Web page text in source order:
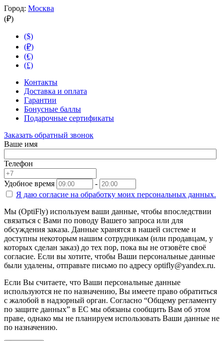
Город: Москва
(₽)
($)
(₽)
(€)
(£)
Контакты
Доставка и оплата
Гарантии
Бонусные баллы
Подарочные сертификаты
Заказать обратный звонок
Ваше имя
Телефон
Удобное время
-
Я даю согласие на обработку моих персональных данных.
Мы (OptiFly) используем ваши данные, чтобы впоследствии
связаться с Вами по поводу Вашего запроса или для
обсуждения заказа. Данные хранятся в нашей системе и
доступны некоторым нашим сотрудникам (или продавцам, у
которых сделан заказ) до тех пор, пока вы не отзовёте своё
согласие. Если вы хотите, чтобы Ваши персональные данные
были удалены, отправьте письмо по адресу optifly@yandex.ru.
Если Вы считаете, что Ваши персональные данные
используются не по назначению, Вы имеете право обратиться
с жалобой в надзорный орган. Согласно “Общему регламенту
по защите данных” в ЕС мы обязаны сообщить Вам об этом
праве, однако мы не планируем использовать Ваши данные не
по назначению.